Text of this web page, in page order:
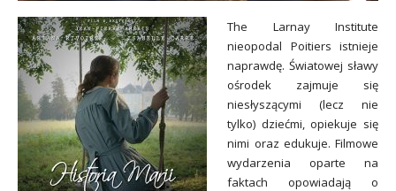
The Larnay Institute
nieopodal Poitiers istnieje
naprawdę. Światowej sławy
ośrodek zajmuje się
niesłyszącymi (lecz nie
tylko) dziećmi, opiekuje się
nimi oraz edukuje. Filmowe
wydarzenia oparte na
faktach opowiadają o